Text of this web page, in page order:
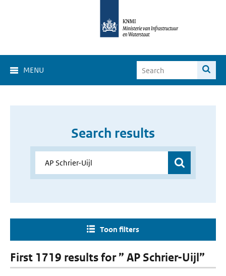
MENU
Search results
Toon filters
First 1719 results for ” AP Schrier-Uijl”